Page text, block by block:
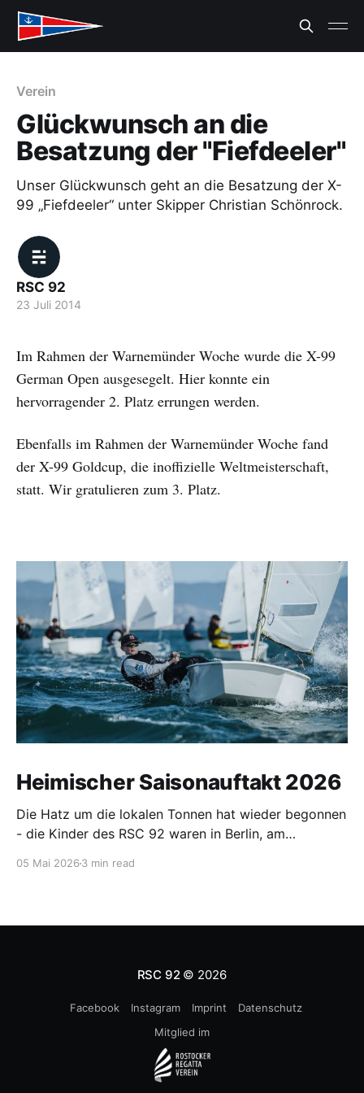
Verein
Glückwunsch an die
Besatzung der "Fiefdeeler"
Unser Glückwunsch geht an die Besatzung der X-
99 „Fiefdeeler“ unter Skipper Christian Schönrock.
RSC 92
23 Juli 2014
Im Rahmen der Warnemünder Woche wurde die X-99
German Open ausgesegelt. Hier konnte ein
hervorragender 2. Platz errungen werden.
Ebenfalls im Rahmen der Warnemünder Woche fand
der X-99 Goldcup, die inoffizielle Weltmeisterschaft,
statt. Wir gratulieren zum 3. Platz.
Heimischer Saisonauftakt 2026
Die Hatz um die lokalen Tonnen hat wieder begonnen
- die Kinder des RSC 92 waren in Berlin, am
05 Mai 2026 3 min read
RSC 92© 2026
Facebook Instagram Imprint
Datenschutz
Mitglied im